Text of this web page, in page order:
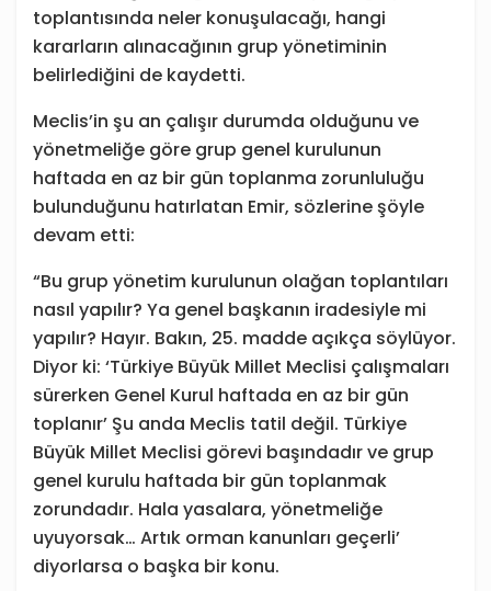
toplantısında neler konuşulacağı, hangi
kararların alınacağının grup yönetiminin
belirlediğini de kaydetti.
Meclis’in şu an çalışır durumda olduğunu ve
yönetmeliğe göre grup genel kurulunun
haftada en az bir gün toplanma zorunluluğu
bulunduğunu hatırlatan Emir, sözlerine şöyle
devam etti:
“Bu grup yönetim kurulunun olağan toplantıları
nasıl yapılır? Ya genel başkanın iradesiyle mi
yapılır? Hayır. Bakın, 25. madde açıkça söylüyor.
Diyor ki: ‘Türkiye Büyük Millet Meclisi çalışmaları
sürerken Genel Kurul haftada en az bir gün
toplanır’ Şu anda Meclis tatil değil. Türkiye
Büyük Millet Meclisi görevi başındadır ve grup
genel kurulu haftada bir gün toplanmak
zorundadır. Hala yasalara, yönetmeliğe
uyuyorsak… Artık orman kanunları geçerli’
diyorlarsa o başka bir konu.